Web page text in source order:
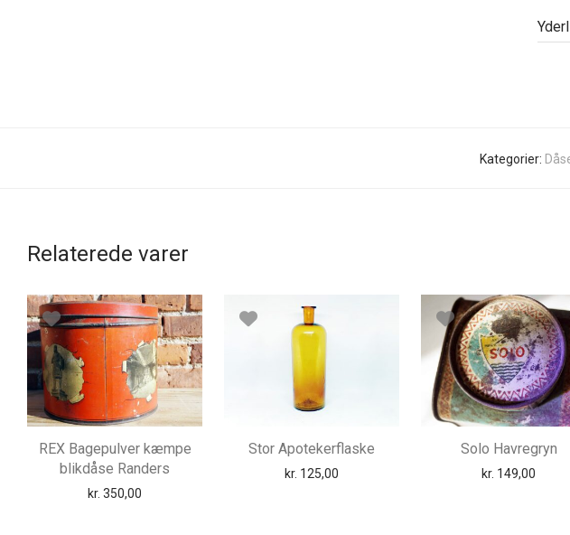
Kategorier:
Relaterede varer
REX Bagepulver kæmpe
blikdåse Randers
kr. 350,00
Stor Apotekerflaske
kr. 125,00
Solo Havregryn
kr. 149,00